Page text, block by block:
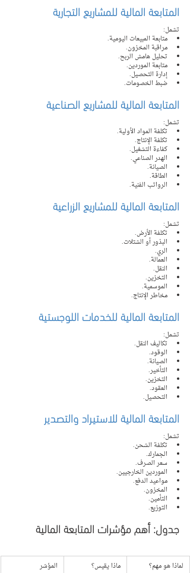
المتابعة المالية للمشاريع التجارية
تشمل:
متابعة المبيعات اليومية.
مراقبة المخزون.
تحليل هامش الربح.
متابعة الموردين.
إدارة التحصيل.
ضبط الخصومات.
المتابعة المالية للمشاريع الصناعية
تشمل:
تكلفة المواد الأولية.
تكلفة الإنتاج.
كفاءة التشغيل.
الهدر الصناعي.
الصيانة.
الطاقة.
الرواتب الفنية.
المتابعة المالية للمشاريع الزراعية
تشمل:
تكلفة الأرض.
البذور أو الشتلات.
الري.
العمالة.
النقل.
التخزين.
الموسمية.
مخاطر الإنتاج.
المتابعة المالية للخدمات اللوجستية
تشمل:
تكاليف النقل.
الوقود.
الصيانة.
التأخير.
التخزين.
العقود.
التحصيل.
المتابعة المالية للاستيراد والتصدير
تشمل:
تكلفة الشحن.
الجمارك.
سعر الصرف.
الموردين الخارجيين.
مواعيد الدفع.
المخزون.
التأمين.
التوزيع.
جدول: أهم مؤشرات المتابعة المالية
المؤشر ماذا يقيس؟
لماذا هو مهم؟